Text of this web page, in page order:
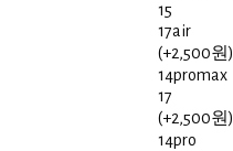
15
17air
(+2,500원)
14promax
17
(+2,500원)
14pro